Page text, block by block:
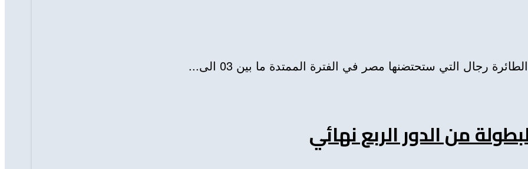
رجال التي ستحتضنها مصر في الفترة الممتدة ما بين 03 الى...
من الدور الربع نهائي